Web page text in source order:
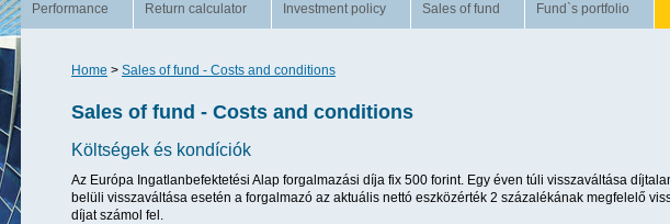
Performance Return calculator Investment policy Sales of fund Fund`s portfolio
Home > Sales of fund - Costs and conditions
Sales of fund - Costs and conditions
Költségek és kondíciók
Az Európa Ingatlanbefektetési Alap forgalmazási díja fix 500 forint. Egy éven túli visszaváltása
belüli visszaváltása esetén a forgalmazó az aktuális nettó eszközérték 2 százalékának megfelelő
díjat számol fel.